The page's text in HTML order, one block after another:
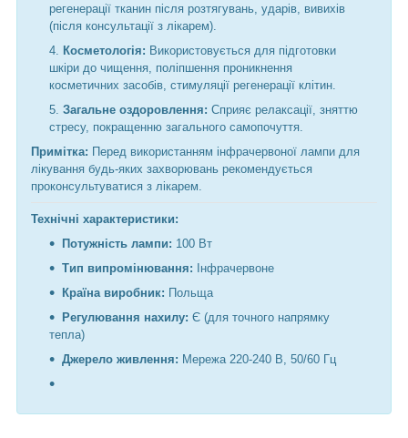
регенерації тканин після розтягувань, ударів, вивихів
(після консультації з лікарем).
Косметологія: Використовується для підготовки
шкіри до чищення, поліпшення проникнення
косметичних засобів, стимуляції регенерації клітин.
Загальне оздоровлення: Сприяє релаксації, зняттю
стресу, покращенню загального самопочуття.
Примітка: Перед використанням інфрачервоної лампи для
лікування будь-яких захворювань рекомендується
проконсультуватися з лікарем.
Технічні характеристики:
Потужність лампи: 100 Вт
Тип випромінювання: Інфрачервоне
Країна виробник: Польща
Регулювання нахилу: Є (для точного напрямку
тепла)
Джерело живлення: Мережа 220-240 В, 50/60 Гц